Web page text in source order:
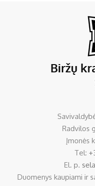
Radvilos
Įmonės
Tel:
El. p.
Duomenys kaupiami ir